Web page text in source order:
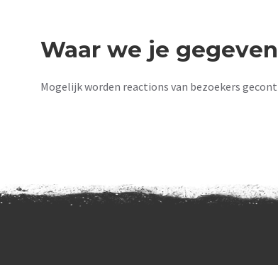
Waar we je
Mogelijk worden reactions van bezoekers